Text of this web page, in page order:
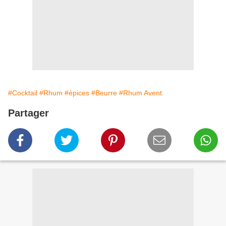
#Cocktail #Rhum #épices #Beurre #Rhum Avent
Partager